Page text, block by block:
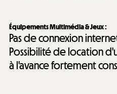
Équipements Multimédia & Jeux:
Pas de connexion
Possibilité de location
à l'avance fortement